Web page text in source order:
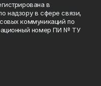
в
надзору в сфере связи,
коммуникаций по
номер ПИ № ТУ